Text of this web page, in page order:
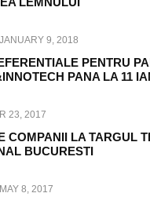
JANUARY 9, 2018
PENTRU
PANA LA 11
23, 2017
COMPANII LA TARGUL
BUCURESTI
MAY 8, 2017